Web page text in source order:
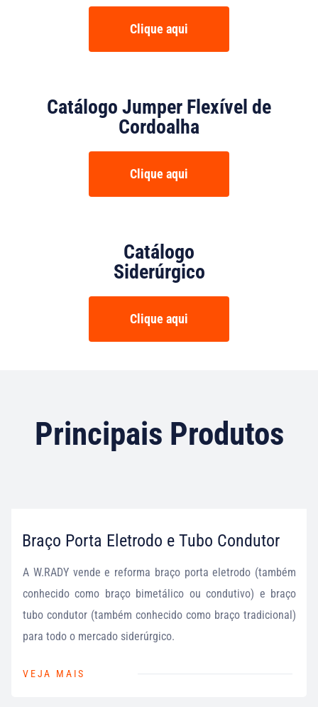
Clique aqui
Catálogo Jumper Flexível de
Cordoalha
Clique aqui
Catálogo
Siderúrgico
Clique aqui
Principais Produtos
Braço Porta Eletrodo e Tubo Condutor
A W.RADY vende e reforma braço porta eletrodo (também
conhecido como braço bimetálico ou condutivo) e braço
tubo condutor (também conhecido como braço tradicional)
para todo o mercado siderúrgico.
VEJA MAIS